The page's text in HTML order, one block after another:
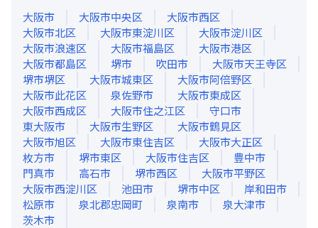
大阪市
大阪市中央区
大阪市西区
大阪市北区
大阪市東淀川区
大阪市淀川区
大阪市浪速区
大阪市福島区
大阪市港区
大阪市都島区
堺市 吹田市
大阪市天王寺区
堺市堺区
大阪市城東区
大阪市阿倍野区
大阪市此花区
泉佐野市
大阪市東成区
大阪市西成区
大阪市住之江区
守口市
東大阪市
大阪市生野区
大阪市鶴見区
大阪市旭区
大阪市東住吉区
大阪市大正区
枚方市
堺市東区 大阪市住吉区
豊中市
門真市
高石市 堺市西区
大阪市平野区
大阪市西淀川区
池田市 堺市中区
岸和田市
松原市
泉北郡忠岡町 泉南市
泉大津市
茨木市